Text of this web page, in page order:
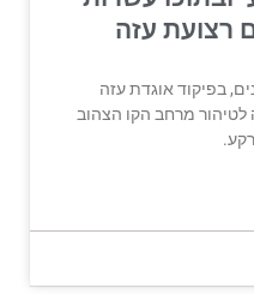
רצועת עזה
בפיקוד אוגדת עזה
לטיהור מרחב הקו הצהוב